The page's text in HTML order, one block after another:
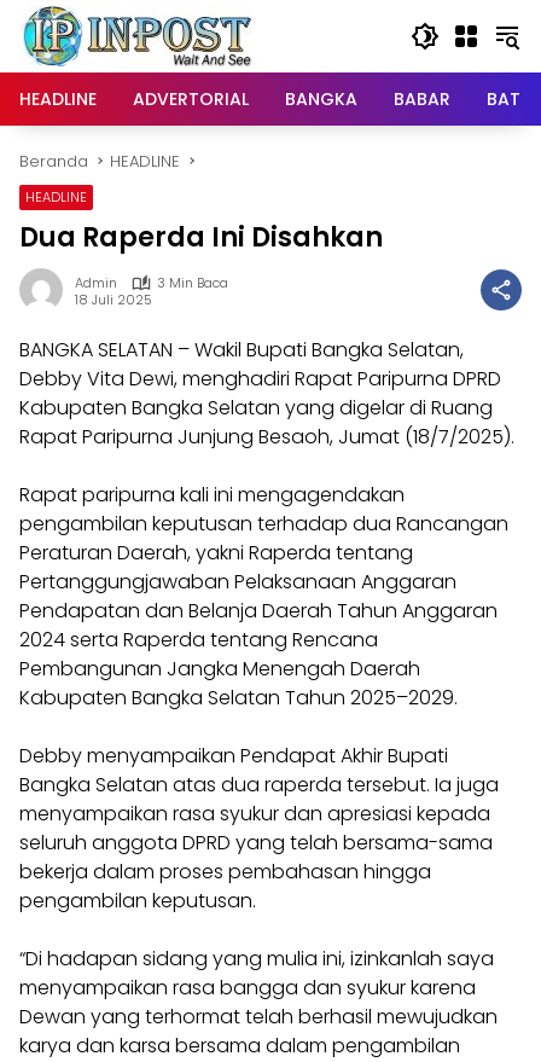
Langsung
konten
HEADLINE
ADVERTORIAL BANGKA BABAR
Beranda HEADLINE
HEADLINE
Dua Raperda Ini Disahkan
Admin
3 Min Baca
18 Juli 2025
BANGKA SELATAN – Wakil Bupati Bangka Selatan,
Debby Vita Dewi, menghadiri Rapat Paripurna DPRD
Kabupaten Bangka Selatan yang digelar di Ruang
Rapat Paripurna Junjung Besaoh, Jumat (18/7/2025).
Rapat paripurna kali ini mengagendakan
pengambilan keputusan terhadap dua Rancangan
Peraturan Daerah, yakni Raperda tentang
Pertanggungjawaban Pelaksanaan Anggaran
Pendapatan dan Belanja Daerah Tahun Anggaran
2024 serta Raperda tentang Rencana
Pembangunan Jangka Menengah Daerah
Kabupaten Bangka Selatan Tahun 2025–2029.
Debby menyampaikan Pendapat Akhir Bupati
Bangka Selatan atas dua raperda tersebut. Ia juga
menyampaikan rasa syukur dan apresiasi kepada
seluruh anggota DPRD yang telah bersama-sama
bekerja dalam proses pembahasan hingga
pengambilan keputusan.
“Di hadapan sidang yang mulia ini, izinkanlah saya
menyampaikan rasa bangga dan syukur karena
Dewan yang terhormat telah berhasil mewujudkan
karya dan karsa bersama dalam pengambilan